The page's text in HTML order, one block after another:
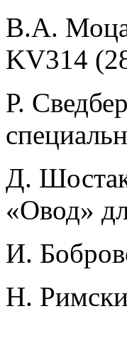
В.А.
KV314
Р.
Д.
«Овод»
И.
Н.